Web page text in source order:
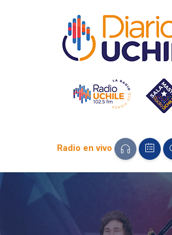
Radio en vivo